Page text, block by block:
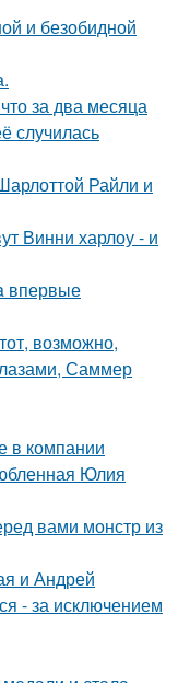
и безобидной
за два месяца
случилась
Райли и
Винни харлоу - и
впервые
возможно,
Саммер
в компании
Юлия
вами монстр из
и Андрей
- за исключением